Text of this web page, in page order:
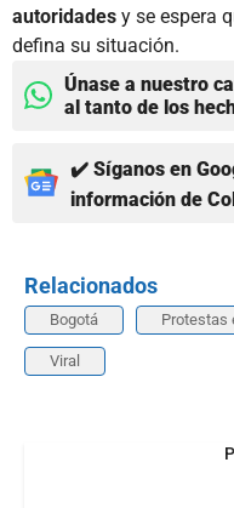
autoridades y se espera
defina su situación.
Únase a nuestro
al tanto de los
✔️ Síganos en
información de
Relacionados
Bogotá Protestas
Viral